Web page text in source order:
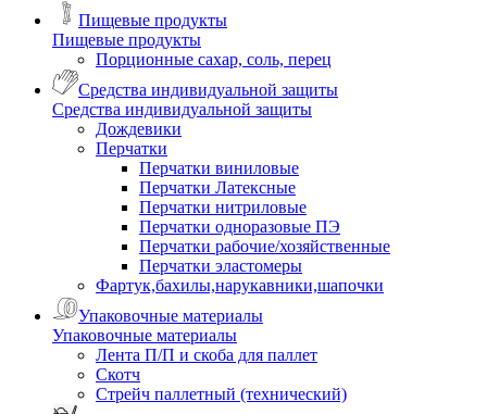
Пищевые продукты
Пищевые продукты
Порционные сахар, соль, перец
Средства индивидуальной защиты
Средства индивидуальной защиты
Дождевики
Перчатки
Перчатки виниловые
Перчатки Латексные
Перчатки нитриловые
Перчатки одноразовые ПЭ
Перчатки рабочие/хозяйственные
Перчатки эластомеры
Фартук,бахилы,нарукавники,шапочки
Упаковочные материалы
Упаковочные материалы
Лента П/П и скоба для паллет
Скотч
Стрейч паллетный (технический)